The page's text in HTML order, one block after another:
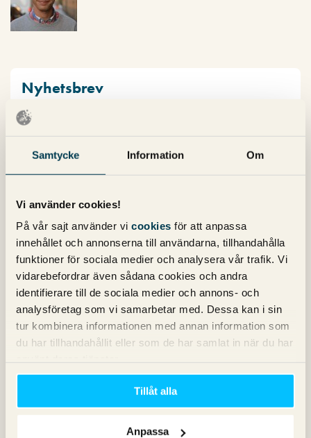
Samtycke Information Om
Vi använder cookies!
På vår sajt använder vi cookies för att anpassa
innehållet och annonserna till användarna, tillhandahålla
funktioner för sociala medier och analysera vår trafik. Vi
vidarebefordrar även sådana cookies och andra
identifierare till de sociala medier och annons- och
analysföretag som vi samarbetar med. Dessa kan i sin
tur kombinera informationen med annan information som
du har tillhandahållit eller som de har samlat in när du har
Tillåt alla
Anpassa
Nyhetsbrev
Prenumerera på vårt nyhetsbrev för det
senaste inom SEO, Google Ads och sociala
medier!
Kategorier
Copy
Marknadsföring